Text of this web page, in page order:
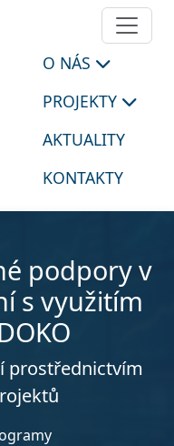
O NÁS
PROJEKTY
AKTUALITY
KONTAKTY
podpory v
s využitím
prostřednictvím